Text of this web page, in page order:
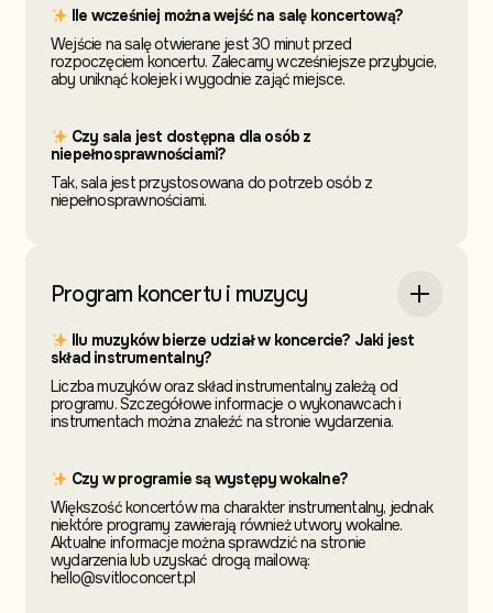
Ile wcześniej można wejść na salę koncertową?
Wejście na salę otwierane jest 30 minut przed
rozpoczęciem koncertu. Zalecamy wcześniejsze przybycie,
aby uniknąć kolejek i wygodnie zająć miejsce.
Czy sala jest dostępna dla osób z
niepełnosprawnościami?
Tak, sala jest przystosowana do potrzeb osób z
niepełnosprawnościami.
Program koncertu i muzycy
Ilu muzyków bierze udział w koncercie? Jaki jest
skład instrumentalny?
Liczba muzyków oraz skład instrumentalny zależą od
programu. Szczegółowe informacje o wykonawcach i
instrumentach można znaleźć na stronie wydarzenia.
Czy w programie są występy wokalne?
Większość koncertów ma charakter instrumentalny, jednak
niektóre programy zawierają również utwory wokalne.
Aktualne informacje można sprawdzić na stronie
wydarzenia lub uzyskać drogą mailową:
hello@svitloconcert.pl